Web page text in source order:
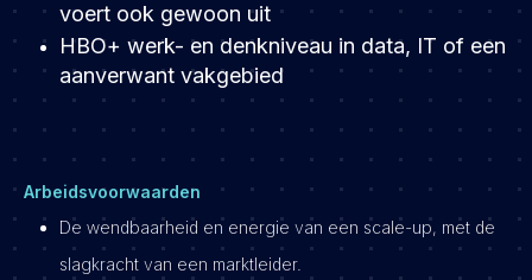
voert ook gewoon uit
HBO+ werk- en denkniveau in data, IT of een
aanverwant vakgebied
Arbeidsvoorwaarden
De wendbaarheid en energie van een scale-up, met de
slagkracht van een marktleider.